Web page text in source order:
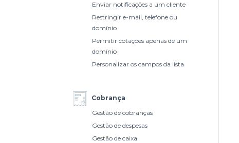
Enviar notificações a um cliente
Restringir e-mail, telefone ou
domínio
Permitir cotações apenas de um
domínio
Personalizar os campos da lista
Cobrança
Gestão de cobranças
Gestão de despesas
Gestão de caixa